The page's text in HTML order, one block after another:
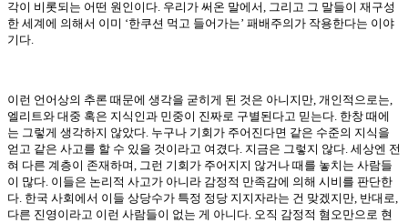
각이 비롯되는 어떤 원인이다. 우리가 써온 말에서, 그리고 그 말들이 재구성
한 세계에 의해서 이미 ‘한쿠션 먹고 들어가는’ 패배주의가 작용한다는 이야
기다.
이런 언어상의 추론 때문에 생각을 굳히게 된 것은 아니지만, 개인적으로는,
엘리트와 대중 혹은 지식인과 민중이 진짜로 구별된다고 믿는다. 한창 때에
는 그렇게 생각하지 않았다. 누구나 기회가 주어진다면 같은 수준의 지식을
얻고 같은 사고를 할 수 있을 것이라고 여겼다. 지금은 그렇지 않다. 세상엔 전
혀 다른 계층이 존재하며, 그런 기회가 주어지지 않거나 때를 놓치는 사람들
이 많다. 이들은 논리적 사고가 아니라 감정적 만족감에 의해 시비를 판단한
다. 한국 사회에서 이들 상당수가 특정 정당 지지자라는 건 맞겠지만, 반대로,
다른 진영이라고 이런 사람들이 없는 게 아니다. 오직 감정적 혐오만으로 현